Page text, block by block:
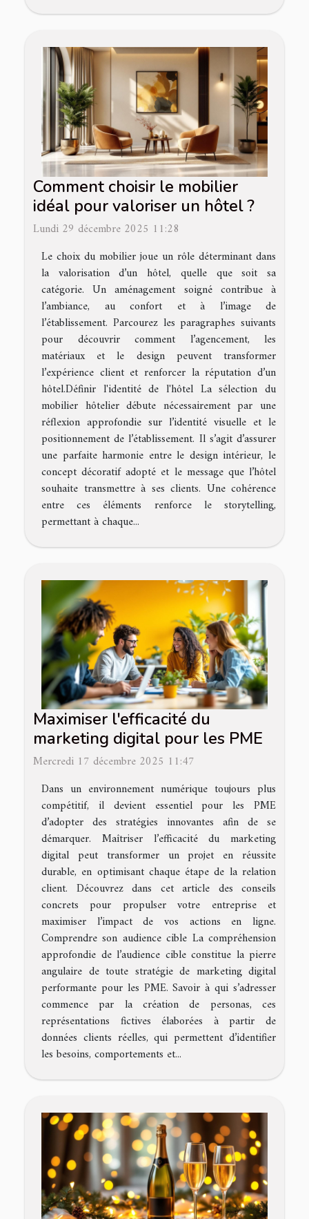
Comment choisir le mobilier
idéal pour valoriser un hôtel ?
Lundi 29 décembre 2025 11:28
Le choix du mobilier joue un rôle déterminant dans
la valorisation d’un hôtel, quelle que soit sa
catégorie. Un aménagement soigné contribue à
l’ambiance, au confort et à l’image de
l’établissement. Parcourez les paragraphes suivants
pour découvrir comment l’agencement, les
matériaux et le design peuvent transformer
l’expérience client et renforcer la réputation d’un
hôtel.Définir l'identité de l'hôtel La sélection du
mobilier hôtelier débute nécessairement par une
réflexion approfondie sur l’identité visuelle et le
positionnement de l’établissement. Il s’agit d’assurer
une parfaite harmonie entre le design intérieur, le
concept décoratif adopté et le message que l’hôtel
souhaite transmettre à ses clients. Une cohérence
entre ces éléments renforce le storytelling,
permettant à chaque...
Maximiser l'efficacité du
marketing digital pour les PME
Mercredi 17 décembre 2025 11:47
Dans un environnement numérique toujours plus
compétitif, il devient essentiel pour les PME
d’adopter des stratégies innovantes afin de se
démarquer. Maîtriser l’efficacité du marketing
digital peut transformer un projet en réussite
durable, en optimisant chaque étape de la relation
client. Découvrez dans cet article des conseils
concrets pour propulser votre entreprise et
maximiser l’impact de vos actions en ligne.
Comprendre son audience cible La compréhension
approfondie de l’audience cible constitue la pierre
angulaire de toute stratégie de marketing digital
performante pour les PME. Savoir à qui s’adresser
commence par la création de personas, ces
représentations fictives élaborées à partir de
données clients réelles, qui permettent d’identifier
les besoins, comportements et...